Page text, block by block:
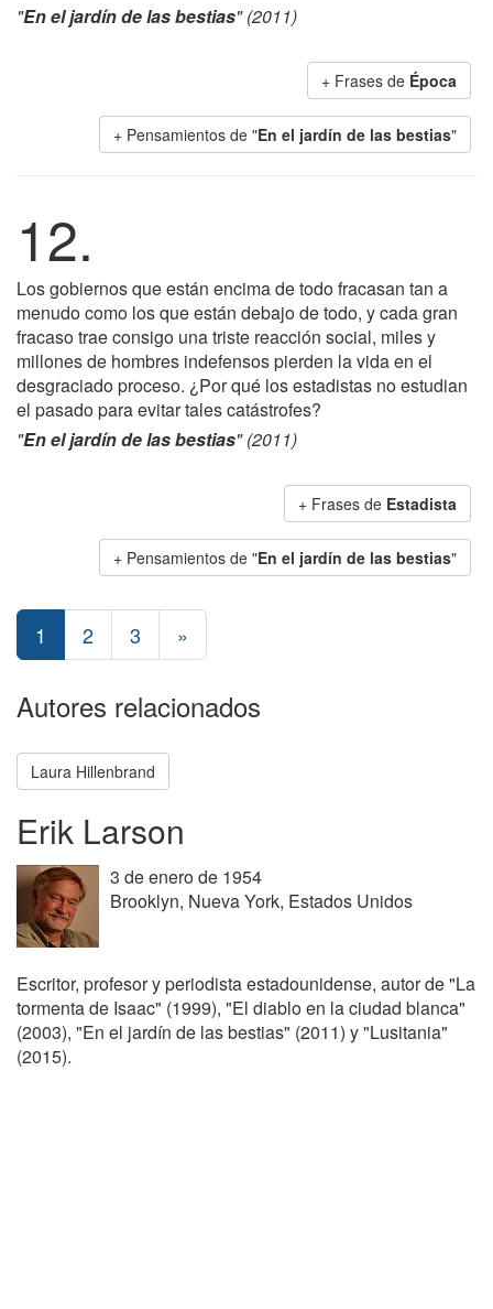
"En el jardín de las bestias" (2011)
+ Frases de Época
+ Pensamientos de "En el jardín de las bestias"
12.
Los gobiernos que están encima de todo fracasan tan a
menudo como los que están debajo de todo, y cada gran
fracaso trae consigo una triste reacción social, miles y
millones de hombres indefensos pierden la vida en el
desgraciado proceso. ¿Por qué los estadistas no estudian
el pasado para evitar tales catástrofes?
"En el jardín de las bestias" (2011)
+ Frases de Estadista
+ Pensamientos de "En el jardín de las bestias"
1 2 3 »
Autores relacionados
Laura Hillenbrand
Erik Larson
3 de enero de 1954
Brooklyn, Nueva York, Estados Unidos
Escritor, profesor y periodista estadounidense, autor de "La
tormenta de Isaac" (1999), "El diablo en la ciudad blanca"
(2003), "En el jardín de las bestias" (2011) y "Lusitania"
(2015).